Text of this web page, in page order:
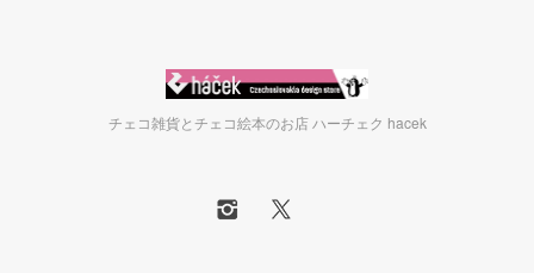
チェコ雑貨とチェコ絵本のお店 ハーチェク hacek